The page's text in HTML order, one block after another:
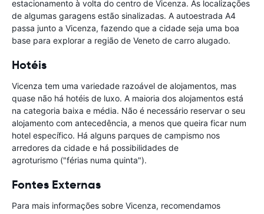
estacionamento à volta do centro de Vicenza. As localizações
de algumas garagens estão sinalizadas. A autoestrada A4
passa junto a Vicenza, fazendo que a cidade seja uma boa
base para explorar a região de Veneto de carro alugado.
Hotéis
Vicenza tem uma variedade razoável de alojamentos, mas
quase não há hotéis de luxo. A maioria dos alojamentos está
na categoria baixa e média. Não é necessário reservar o seu
alojamento com antecedência, a menos que queira ficar num
hotel específico. Há alguns parques de campismo nos
arredores da cidade e há possibilidades de
agroturismo ("férias numa quinta").
Fontes Externas
Para mais informações sobre Vicenza, recomendamos